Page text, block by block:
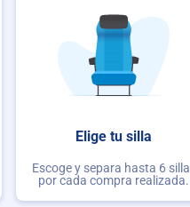
Elige tu silla
Escoge y separa hasta 6
por cada compra realizada.